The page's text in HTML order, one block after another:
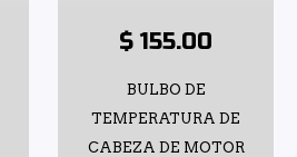
$ 155.00
BULBO DE
TEMPERATURA DE
CABEZA DE MOTOR